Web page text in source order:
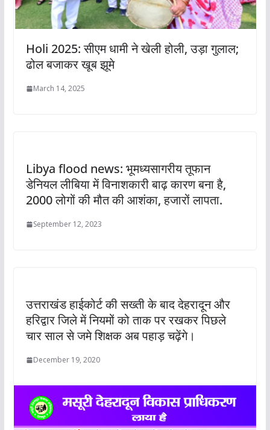
Holi 2025: सीएम धामी ने खेली होली, उड़ा गुलाल;
ढोल बजाकर खूब झूमे
March 14, 2025
Libya flood news: भूमध्यसागरीय तूफान
डेनियल लीबिया में विनाशकारी बाढ़ कारण बना है,
2000 लोगों की मौत की आशंका, हजारों लापता.
September 12, 2023
उत्तराखंड हाईकोर्ट की सख्ती के बाद देहरादून और
हरिद्वार जिले में नियमों को ताक पर रखकर पिछले
चार साल से जमे शिक्षक अब पहाड़ चढ़ेंगे।
December 19, 2020